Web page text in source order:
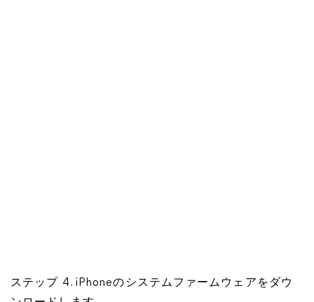
ステップ 4. iPhoneのシステムファームウェアをダウ